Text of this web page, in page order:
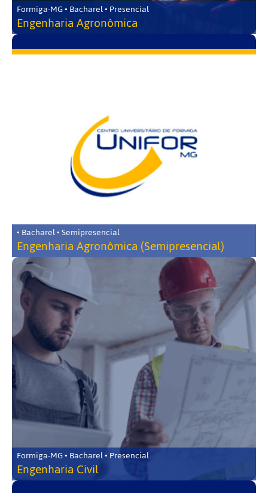
Formiga-MG • Bacharel • Presencial
Engenharia Agronômica
• Bacharel • Semipresencial
Engenharia Agronômica (Semipresencial)
Formiga-MG • Bacharel • Presencial
Engenharia Civil